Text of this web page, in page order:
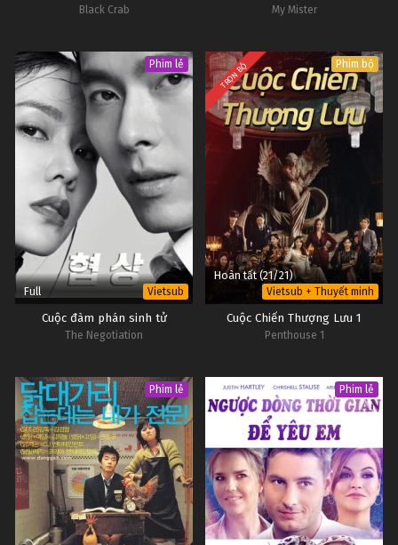
Black Crab My Mister
Phim lẻ
Full Vietsub
Cuộc đàm phán sinh tử
The Negotiation
TRỌN BỘ Phim bộ
Hoàn tất (21/21)
Vietsub + Thuyết minh
Cuộc Chiến Thượng Lưu 1
Penthouse 1
Phim lẻ Phim lẻ